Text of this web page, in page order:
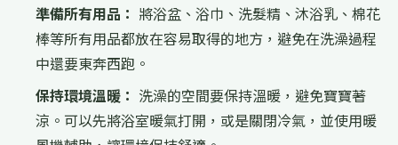
準備所有用品： 將浴盆、浴巾、洗髮精、沐浴乳、棉花
棒等所有用品都放在容易取得的地方，避免在洗澡過程
中還要東奔西跑。
保持環境溫暖： 洗澡的空間要保持溫暖，避免寶寶著
涼。可以先將浴室暖氣打開，或是關閉冷氣，並使用暖